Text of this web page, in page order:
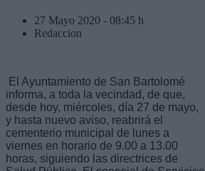
27 Mayo 2020 - 08:45 h
Redaccion
El Ayuntamiento de San Bartolomé
informa, a toda la vecindad, de que,
desde hoy, miércoles, día 27 de mayo,
y hasta nuevo aviso, reabrirá el
cementerio municipal de lunes a
viernes en horario de 9.00 a 13.00
horas, siguiendo las directrices de